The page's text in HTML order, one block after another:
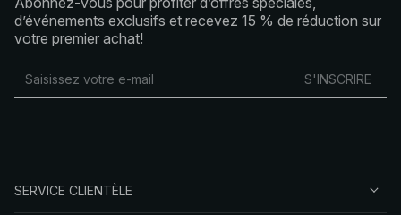
d’événements exclusifs et recevez 15 % de réduction sur
votre premier achat!
S'INSCRIRE
SERVICE CLIENTÈLE